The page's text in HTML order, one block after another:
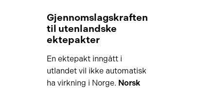
Gjennomslagskraften
til utenlandske
ektepakter
En ektepakt inngått i
utlandet vil ikke automatisk
ha virkning i Norge. Norsk